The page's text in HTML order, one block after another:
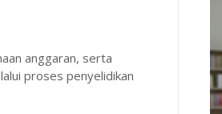
anggaran, serta
proses penyelidikan